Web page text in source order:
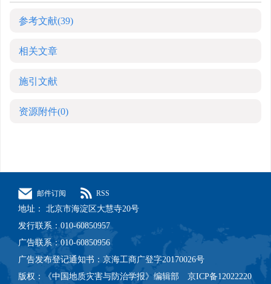
参考文献(39)
相关文章
施引文献
资源附件(0)
邮件订阅 RSS
地址： 北京市海淀区大慧寺20号
发行联系：010-60850957
广告联系：010-60850956
广告发布登记通知书：京海工商广登字20170026号
版权：《中国地质灾害与防治学报》编辑部 京ICP备12022220